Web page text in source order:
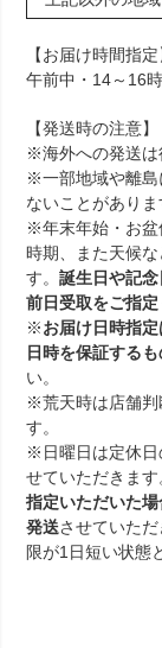
【お届け時間指定
午前中・14～16
【発送時の注意】
※海外への発送は
※一部地域や離島
ないことがあり
※年末年始・お盆
時期、また天候
す。誕生日や記
前日受取をご指定
※お届け日時指
日時を保証する
い。
※荒天時は店舗判
す。
※日曜日は定休日
せていただきます
指定いただいた
発送させていた
限が1日短い状態